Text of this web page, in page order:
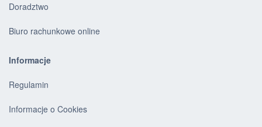
Doradztwo
Biuro rachunkowe online
Informacje
Regulamin
Informacje o Cookies